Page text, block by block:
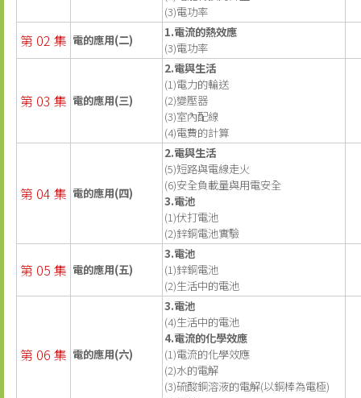
(3)電功率
第 02 集 電的應用(二)
1.電流的熱效應
(3)電功率
第 03 集 電的應用(三)
2.電與生活
(1)電力的輸送
(2)變壓器
(3)室內配線
(4)電費的計算
第 04 集 電的應用(四)
2.電與生活
(5)短路與電線走火
(6)安全負載量與用電安全
3.電池
(1)伏打電池
(2)鋅銅電池實驗
第 05 集 電的應用(五)
3.電池
(1)鋅銅電池
(2)生活中的電池
第 06 集 電的應用(六)
3.電池
(4)生活中的電池
4.電流的化學效應
(1)電流的化學效應
(2)水的電解
(3)硫酸銅溶液的電解(以銅棒為電極)